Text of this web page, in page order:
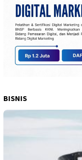
BISNIS